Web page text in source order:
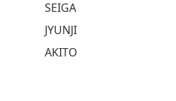
SEIGA
JYUNJI
AKITO